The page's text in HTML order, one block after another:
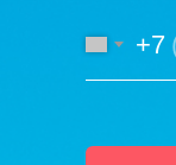
+7